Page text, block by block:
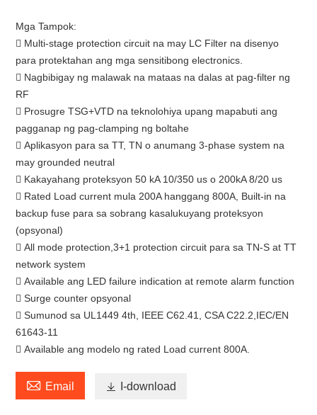
Mga Tampok:
 Multi-stage protection circuit na may LC Filter na disenyo
para protektahan ang mga sensitibong electronics.
 Nagbibigay ng malawak na mataas na dalas at pag-filter ng
RF
 Prosugre TSG+VTD na teknolohiya upang mapabuti ang
pagganap ng pag-clamping ng boltahe
 Aplikasyon para sa TT, TN o anumang 3-phase system na
may grounded neutral
 Kakayahang proteksyon 50 kA 10/350 us o 200kA 8/20 us
 Rated Load current mula 200A hanggang 800A, Built-in na
backup fuse para sa sobrang kasalukuyang proteksyon
(opsyonal)
 All mode protection,3+1 protection circuit para sa TN-S at TT
network system
 Available ang LED failure indication at remote alarm function
 Surge counter opsyonal
 Sumunod sa UL1449 4th, IEEE C62.41, CSA C22.2,IEC/EN
61643-11
 Available ang modelo ng rated Load current 800A.
 Email  I-download